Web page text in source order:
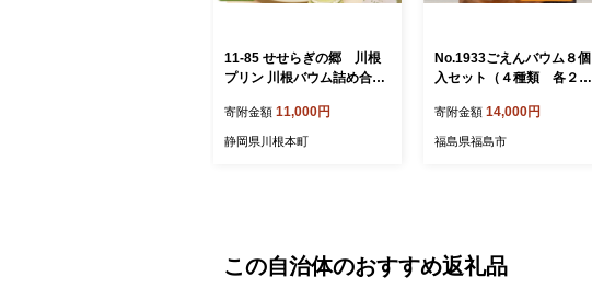
11-85 せせらぎの郷 川根
プリン 川根バウム詰め合わ
寄附金額 11,000円
静岡県川根本町
No.1933ごえんバウム８個
入セット（４種類 各２
寄附金額 14,000円
福島県福島市
この自治体のおすすめ返礼品